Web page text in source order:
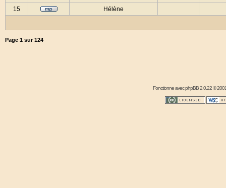
15
Hélène
Page 1 sur124
Fonctionne avecphpBB2.0.22 ©